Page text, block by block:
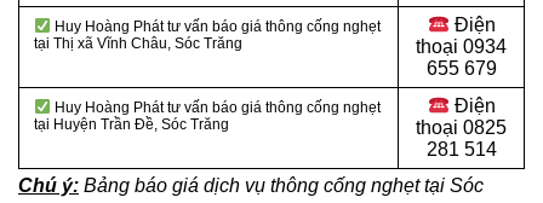
Huy Hoàng Phát tư vấn báo giá thông cống nghẹt
tại Thị xã Vĩnh Châu, Sóc Trăng
Điện
thoại 0934
655 679
Huy Hoàng Phát tư vấn báo giá thông cống nghẹt
tại Huyện Trần Đề, Sóc Trăng
Điện
thoại 0825
281 514
Chú ý: Bảng báo giá dịch vụ thông cống nghẹt tại Sóc